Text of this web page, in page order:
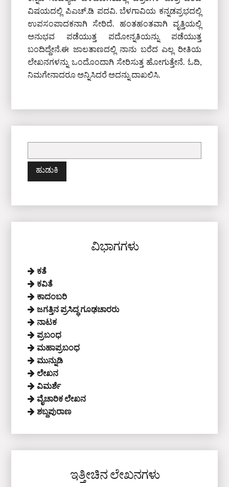
ವಿಷಯದಲ್ಲಿ ಪಿಎಚ್‌.ಡಿ ಪದವಿ. ಬೆಳಗಾವಿಯ ಕನ್ನಡಪ್ರಭದಲ್ಲಿ
ಉಪಸಂಪಾದಕನಾಗಿ ಸೇರಿದೆ. ಹಂತಹಂತವಾಗಿ ವೃತ್ತಿಯಲ್ಲಿ
ಅನುಭವ ಪಡೆಯುತ್ತ ಪದೋನ್ನತಿಯನ್ನು ಪಡೆಯುತ್ತ
ಬಂದಿದ್ದೇನೆ.ಈ ಜಾಲತಾಣದಲ್ಲಿ ನಾನು ಬರೆದ ಎಲ್ಲ ರೀತಿಯ
ಲೇಖನಗಳನ್ನು ಒಂದೊಂದಾಗಿ ಸೇರಿಸುತ್ತ ಹೋಗುತ್ತೇನೆ. ಓದಿ,
ನಿಮಗೇನಾದರೂ ಅನ್ನಿಸಿದರೆ ಅದನ್ನು ದಾಖಲಿಸಿ.
ಹುಡುಕಿ:
ವಿಭಾಗಗಳು
ಕತೆ
ಕವಿತೆ
ಕಾದಂಬರಿ
ಜಗತ್ತಿನ ಪ್ರಸಿದ್ಧ ಗೂಢಚಾರರು
ನಾಟಕ
ಪ್ರಬಂಧ
ಮಹಾಪ್ರಬಂಧ
ಮುನ್ನುಡಿ
ಲೇಖನ
ವಿಮರ್ಶೆ
ವೈಚಾರಿಕ ಲೇಖನ
ಶಬ್ದಪುರಾಣ
ಇತ್ತೀಚಿನ ಲೇಖನಗಳು